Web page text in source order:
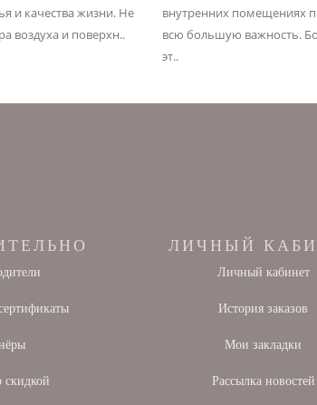
и качества жизни. Не
воздуха и поверхн..
внутренних помещениях
всю большую важность.
эт..
скидкой
ЛИЧНЫЙ
Личный кабинет
История заказов
Мои закладки
Рассылка новостей